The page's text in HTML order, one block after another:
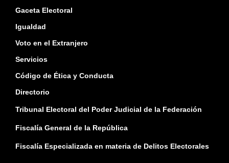
Gaceta Electoral
Igualdad
Voto en el Extranjero
Servicios
Código de Ética y Conducta
Directorio
Tribunal Electoral del Poder Judicial de la Federación
Fiscalía General de la República
Fiscalía Especializada en materia de Delitos Electorales